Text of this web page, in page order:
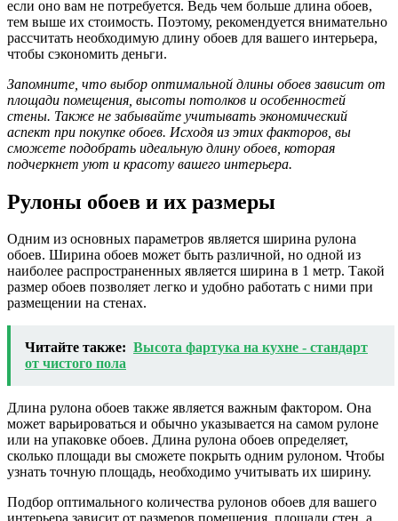
если оно вам не потребуется. Ведь чем больше длина обоев,
тем выше их стоимость. Поэтому, рекомендуется внимательно
рассчитать необходимую длину обоев для вашего интерьера,
чтобы сэкономить деньги.
Запомните, что выбор оптимальной длины обоев зависит от
площади помещения, высоты потолков и особенностей
стены. Также не забывайте учитывать экономический
аспект при покупке обоев. Исходя из этих факторов, вы
сможете подобрать идеальную длину обоев, которая
подчеркнет уют и красоту вашего интерьера.
Рулоны обоев и их размеры
Одним из основных параметров является ширина рулона
обоев. Ширина обоев может быть различной, но одной из
наиболее распространенных является ширина в 1 метр. Такой
размер обоев позволяет легко и удобно работать с ними при
размещении на стенах.
Читайте также: Высота фартука на кухне - стандарт
от чистого пола
Длина рулона обоев также является важным фактором. Она
может варьироваться и обычно указывается на самом рулоне
или на упаковке обоев. Длина рулона обоев определяет,
сколько площади вы сможете покрыть одним рулоном. Чтобы
узнать точную площадь, необходимо учитывать их ширину.
Подбор оптимального количества рулонов обоев для вашего